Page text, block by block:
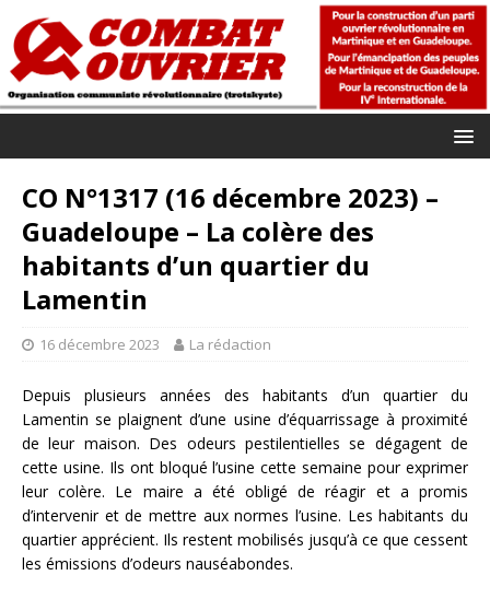
CO N°1317 (16 décembre 2023) –
Guadeloupe – La colère des
habitants d’un quartier du
Lamentin
16 décembre 2023 La rédaction
Depuis plusieurs années des habitants d’un quartier du
Lamentin se plaignent d’une usine d’équarrissage à proximité
de leur maison. Des odeurs pestilentielles se dégagent de
cette usine. Ils ont bloqué l’usine cette semaine pour exprimer
leur colère. Le maire a été obligé de réagir et a promis
d’intervenir et de mettre aux normes l’usine. Les habitants du
quartier apprécient. Ils restent mobilisés jusqu’à ce que cessent
les émissions d’odeurs nauséabondes.